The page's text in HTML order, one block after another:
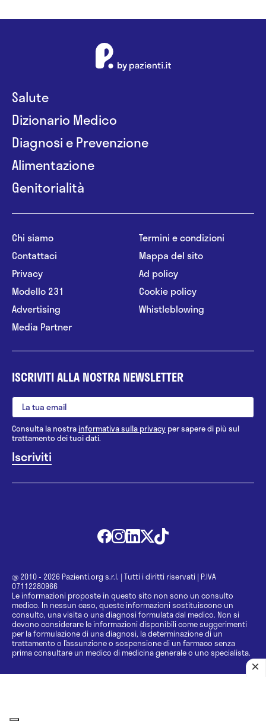
Salute
Dizionario Medico
Diagnosi e Prevenzione
Alimentazione
Genitorialità
Chi siamo
Contattaci
Privacy
Modello 231
Advertising
Media Partner
Termini e condizioni
Mappa del sito
Ad policy
Cookie policy
Whistleblowing
ISCRIVITI ALLA NOSTRA NEWSLETTER
Consulta la nostrainformativa sulla privacy per sapere di più sul
trattamento dei tuoi dati.
@ 2010 - 2026 Pazienti.org s.r.l. | Tutti i diritti riservati | P.IVA
07112280966
Le informazioni proposte in questo sito non sono un consulto
medico. In nessun caso, queste informazioni sostituiscono un
consulto, una visita o una diagnosi formulata dal medico. Non si
devono considerare le informazioni disponibili come suggerimenti
per la formulazione di una diagnosi, la determinazione di un
trattamento o l’assunzione o sospensione di un farmaco senza
prima consultare un medico di medicina generale o uno specialista.